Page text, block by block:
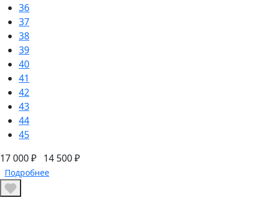
36
37
38
39
40
41
42
43
44
45
17 000 ₽ 14 500 ₽
Подробнее